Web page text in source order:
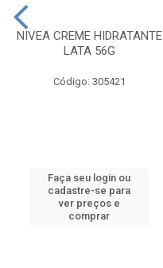
NIVEA CREME HIDRATANTE
LATA 56G
Código: 305421
Faça seu login ou
cadastre-se para
ver preços e
comprar